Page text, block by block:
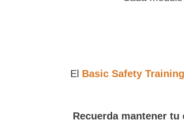
El Basic Safety
Recuerda mantener